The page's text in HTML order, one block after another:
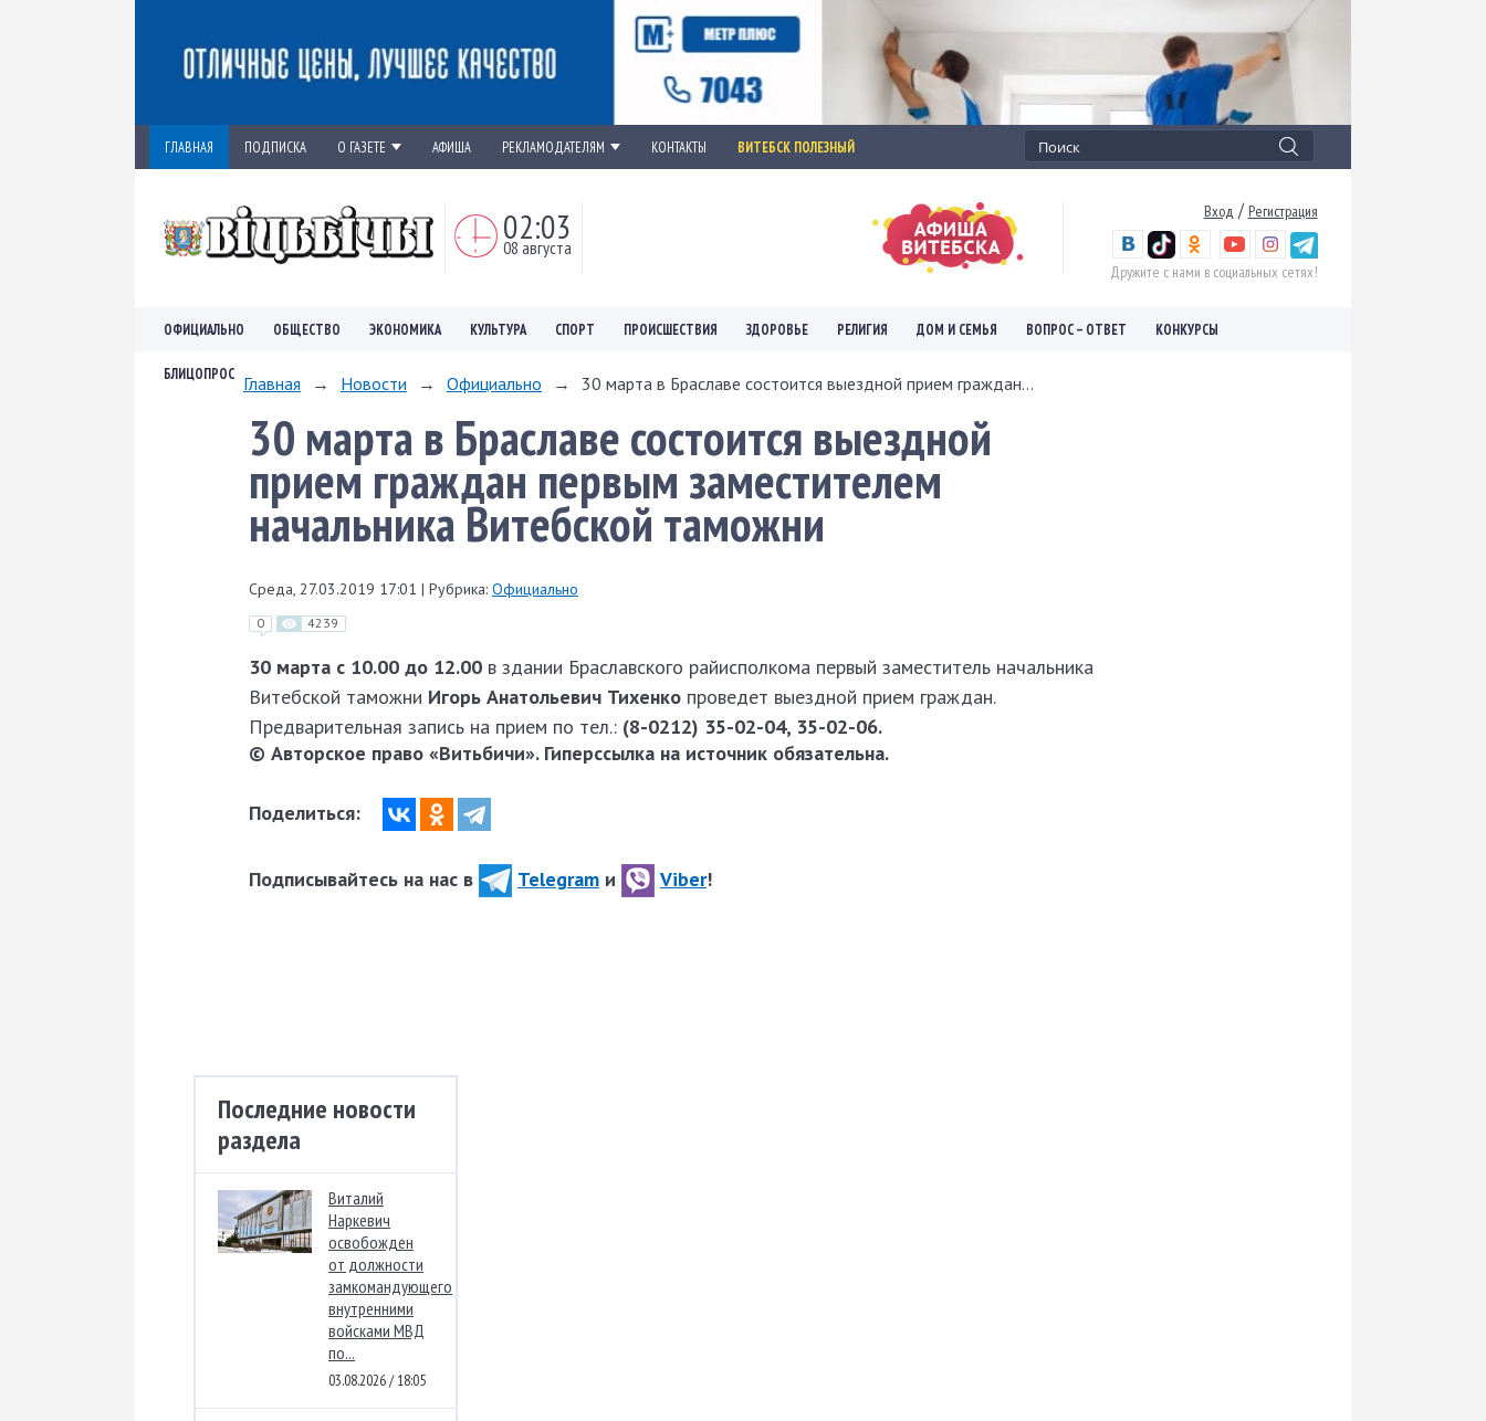
ГЛАВНАЯ ПОДПИСКА О ГАЗЕТЕ АФИША РЕКЛАМОДАТЕЛЯМ КОНТАКТЫ ВИТЕБСК ПОЛЕЗНЫЙ
02:03
08 августа
Вход / Регистрация
Дружите с нами в социальных сетях!
ОФИЦИАЛЬНО ОБЩЕСТВО ЭКОНОМИКА КУЛЬТУРА СПОРТ ПРОИСШЕСТВИЯ ЗДОРОВЬЕ РЕЛИГИЯ ДОМ И СЕМЬЯ ВОПРОС – ОТВЕТ КОНКУРСЫ
БЛИЦОПРОС Главная → Новости → Официально → 30 марта в Браславе состоится выездной прием граждан...
30 марта в Браславе состоится выездной
прием граждан первым заместителем
начальника Витебской таможни
Среда, 27.03.2019 17:01 | Рубрика: Официально
0 4239
30 марта с 10.00 до 12.00 в здании Браславского райисполкома первый заместитель начальника
Витебской таможни Игорь Анатольевич Тихенко проведет выездной прием граждан.
Предварительная запись на прием по тел.: (8-0212) 35-02-04, 35-02-06.
© Авторское право «Витьбичи». Гиперссылка на источник обязательна.
Поделиться:
Подписывайтесь на нас в Telegram и Viber!
Последние новости
раздела
Виталий
Наркевич
освобожден
от должности
замкомандующего
внутренними
войсками МВД
по...
03.08.2026 / 18:05